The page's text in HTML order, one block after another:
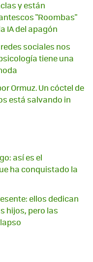
y están
"Roombas"
IA del apagón
sociales nos
tiene una
Ormuz. Un cóctel de
está salvando in
así es el
ha conquistado la
ellos dedican
hijos, pero las